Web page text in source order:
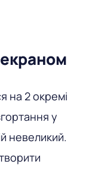
на 2 окремі
у
невеликий.